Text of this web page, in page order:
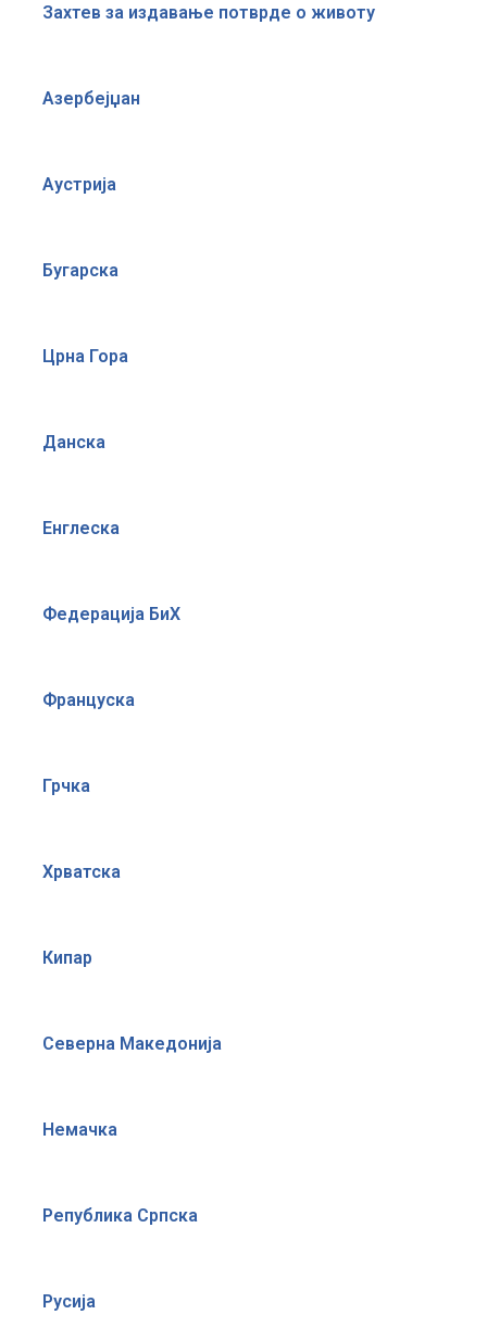
Захтев за издавање потврде о животу
Азербејџан
Аустрија
Бугарска
Црна Гора
Данска
Енглеска
Федерација БиХ
Француска
Грчка
Хрватска
Кипар
Северна Македонија
Немачка
Република Српска
Русија